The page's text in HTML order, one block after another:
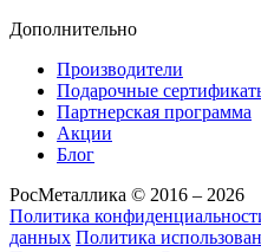
Дополнительно
Производители
Подарочные
Партнерская программа
Акции
Блог
РосМеталлика © 2016 – 2026
Политика
данных Политика